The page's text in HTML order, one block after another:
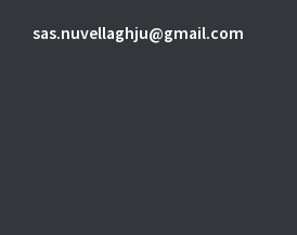
sas.nuvellaghju@gmail.com